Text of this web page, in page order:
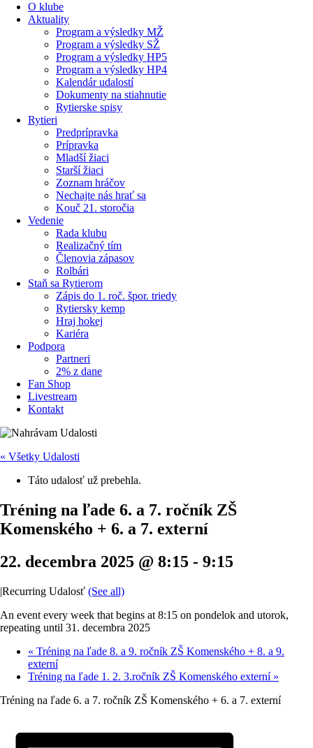
O klube
Aktuality
Program a výsledky MŽ
Program a výsledky SŽ
Program a výsledky HP5
Program a výsledky HP4
Kalendár udalostí
Dokumenty na stiahnutie
Rytierske spisy
Rytieri
Predprípravka
Prípravka
Mladší žiaci
Starší žiaci
Zoznam hráčov
Nechajte nás hrať sa
Kouč 21. storočia
Vedenie
Rada klubu
Realizačný tím
Členovia zápasov
Rolbári
Staň sa Rytierom
Zápis do 1. roč. špor. triedy
Rytiersky kemp
Hraj hokej
Kariéra
Podpora
Partneri
2% z dane
Fan Shop
Livestream
Kontakt
« Všetky Udalosti
Táto udalosť už prebehla.
Tréning na ľade 6. a 7. ročník ZŠ
Komenského + 6. a 7. externí
22. decembra 2025 @ 8:15 - 9:15
|Recurring Udalosť (See all)
An event every week that begins at 8:15 on pondelok and utorok,
repeating until 31. decembra 2025
« Tréning na ľade 8. a 9. ročník ZŠ Komenského + 8. a 9.
externí
Tréning na ľade 1. 2. 3.ročník ZŠ Komenského externí »
Tréning na ľade 6. a 7. ročník ZŠ Komenského + 6. a 7. externí